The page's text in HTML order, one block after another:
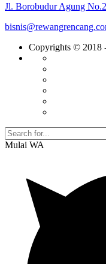
Jl. Borobudur Agung
Copyrights © 2018
Mulai WA